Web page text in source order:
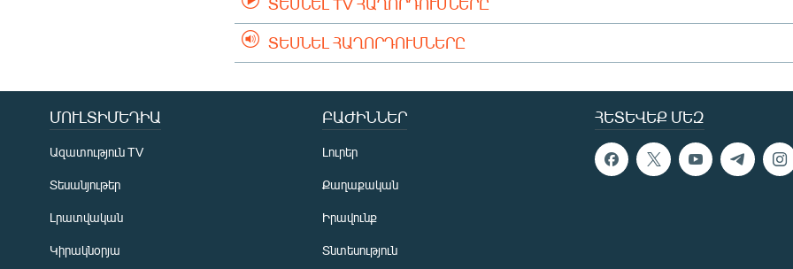
ՏԵՍՆԵԼ ՀԱՂՈՐԴՈՒՄՆԵՐԸ
ՀԵՏԵՎԵՔ ՄԵԶ
ՄՈՒԼՏԻՄԵԴԻԱ
Ազատություն TV
Տեսանյութեր
Լրատվական
Կիրակնօրյա
ԲԱԺԻՆՆԵՐ
Լուրեր
Քաղաքական
Իրավունք
Տնտեսություն